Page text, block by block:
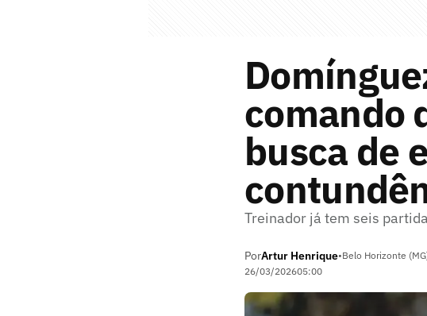
comando
busca de
Treinador já tem seis
PorArtur Henrique•Belo Horizonte
26/03/202605:00